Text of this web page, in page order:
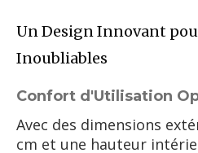
Un Design Innovant
Inoubliables
Confort d'Utilisation
Avec des dimensions
cm et une hauteur